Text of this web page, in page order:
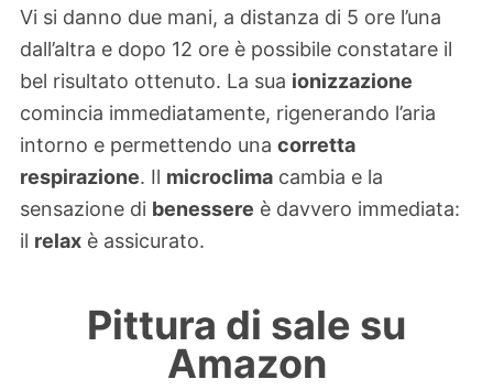
Vi si danno due mani, a distanza di 5 ore l’una
dall’altra e dopo 12 ore è possibile constatare il
bel risultato ottenuto. La sua ionizzazione
comincia immediatamente, rigenerando l’aria
intorno e permettendo una corretta
respirazione. Il microclima cambia e la
sensazione di benessere è davvero immediata:
il relax è assicurato.
Pittura di sale su
Amazon